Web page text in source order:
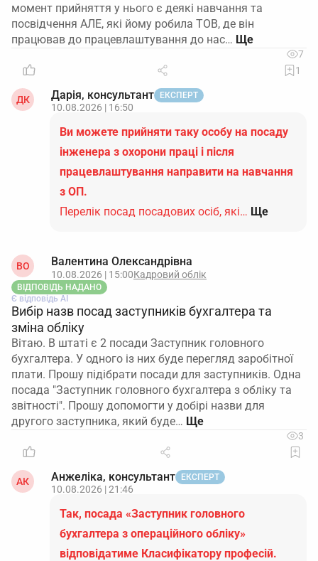
момент прийняття у нього є деякі навчання та
посвідчення АЛЕ, які йому робила ТОВ, де він
працював до працевлаштування до нас…
7
1
ДК Дарія, консультант ЕКСПЕРТ
10.08.2026 | 16:50
Ви можете прийняти таку особу на посаду
інженера з охорони праці і після
працевлаштування направити на навчання
з ОП.
Перелік посад посадових осіб, які… Ще
ВО Валентина Олександрівна
10.08.2026 | 15:00Кадровий облік
ВІДПОВІДЬ НАДАНО
Є відповідь АІ
Вибір назв посад заступників бухгалтера та
зміна обліку
Вітаю. В штаті є 2 посади Заступник головного
бухгалтера. У одного із них буде перегляд заробітної
плати. Прошу підібрати посади для заступників. Одна
посада "Заступник головного бухгалтера з обліку та
звітності". Прошу допомогти у добірі назви для
другого заступника, який буде…
3
АК Анжеліка, консультант ЕКСПЕРТ
10.08.2026 | 21:46
Так, посада «Заступник головного
бухгалтера з операційного обліку»
відповідатиме Класифікатору професій.